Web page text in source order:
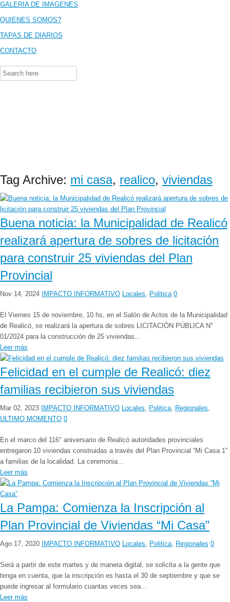
GALERIA DE IMAGENES
QUIENES SOMOS?
TAPAS DE DIARIOS
CONTACTO
Search
for:
Tag Archive: mi casa, realico, viviendas
Buena noticia: la Municipalidad de Realicó
realizará apertura de sobres de licitación
para construir 25 viviendas del Plan
Provincial
Nov 14, 2024 IMPACTO INFORMATIVO Locales, Politica 0
El Viernes 15 de noviembre, 10 hs, en el Salón de Actos de la Municipalidad
de Realicó, se realizará la apertura de sobres LICITACIÓN PÚBLICA N°
01/2024 para la construcción de 25 viviendas...
Leer más
Felicidad en el cumple de Realicó: diez
familias recibieron sus viviendas
Mar 02, 2023 IMPACTO INFORMATIVO Locales, Politica, Regionales,
ULTIMO MOMENTO 0
En el marco del 116° aniversario de Realicó autoridades provinciales
entregaron 10 viviendas construidas a través del Plan Provincial “Mi Casa 1”
a familias de la localidad. La ceremonia...
Leer más
La Pampa: Comienza la Inscripción al
Plan Provincial de Viviendas “Mi Casa”
Ago 17, 2020 IMPACTO INFORMATIVO Locales, Politica, Regionales 0
Será a partir de este martes y de manera digital, se solicita a la gente que
tenga en cuenta, que la inscripción es hasta el 30 de septiembre y que se
puede ingresar al formulario cuantas veces sea...
Leer más